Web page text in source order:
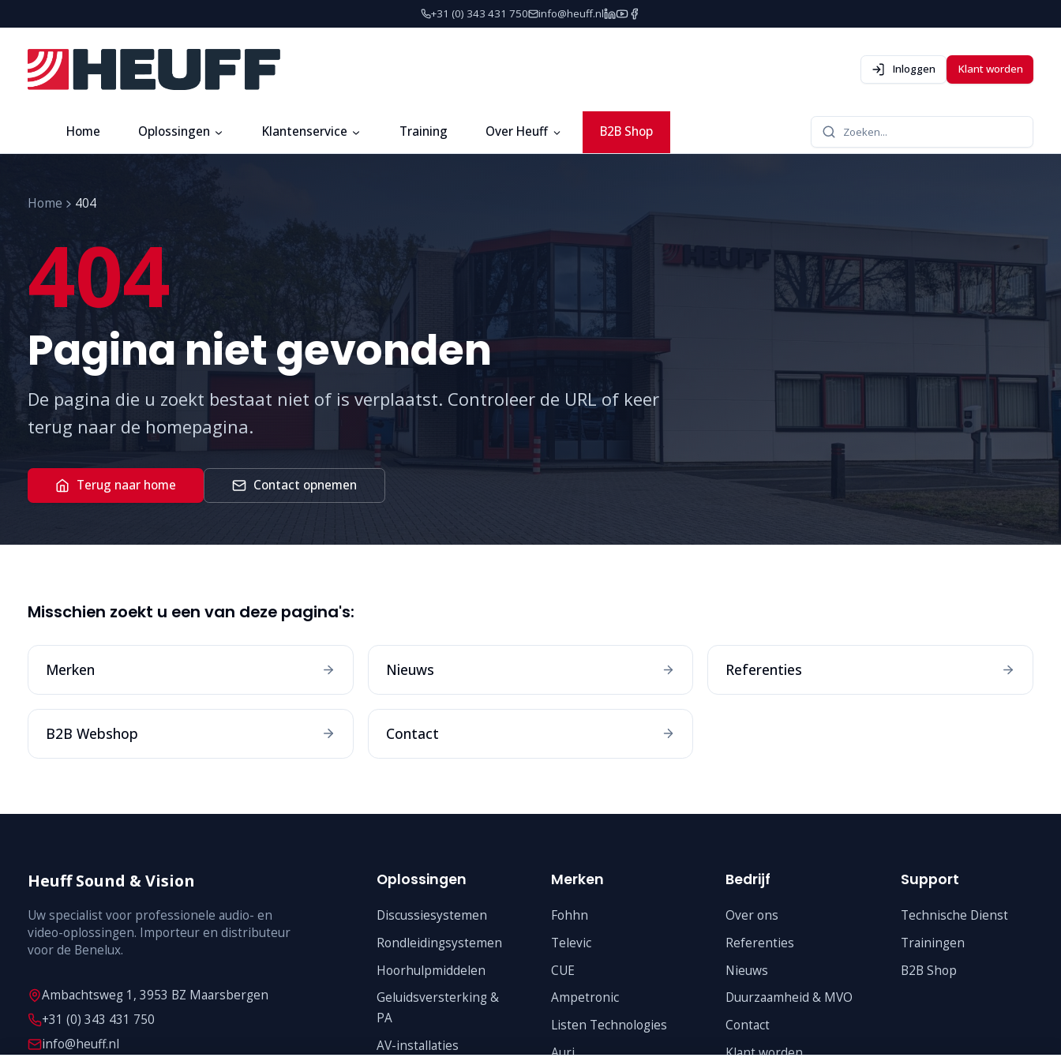
+31 (0) 343 431 750 info@heuff.nl
Inloggen Klant worden
Home Oplossingen Klantenservice Training Over Heuff B2B Shop Zoeken...
Home 404
404
Pagina niet gevonden
De pagina die u zoekt bestaat niet of is verplaatst. Controleer de URL of keer
terug naar de homepagina.
Terug naar home Contact opnemen
Misschien zoekt u een van deze pagina's:
Merken Nieuws Referenties
B2B Webshop Contact
Heuff Sound & Vision
Uw specialist voor professionele audio- en
video-oplossingen. Importeur en distributeur
voor de Benelux.
Ambachtsweg 1, 3953 BZ Maarsbergen
+31 (0) 343 431 750
info@heuff.nl
Oplossingen
Discussiesystemen
Rondleidingsystemen
Hoorhulpmiddelen
Geluidsversterking &
PA
AV-installaties
Merken
Fohhn
Televic
CUE
Ampetronic
Listen Technologies
Auri
Bedrijf
Over ons
Referenties
Nieuws
Duurzaamheid & MVO
Contact
Klant worden
Support
Technische Dienst
Trainingen
B2B Shop